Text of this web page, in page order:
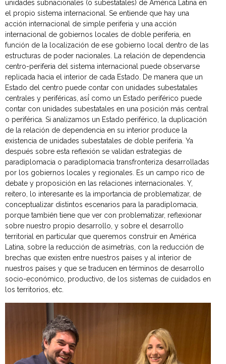
unidades subnacionales (o subestatales) de América Latina en
el propio sistema internacional. Se entiende que hay una
acción internacional de simple periferia y una acción
internacional de gobiernos locales de doble periferia, en
función de la localización de ese gobierno local dentro de las
estructuras de poder nacionales. La relación de dependencia
centro-periferia del sistema internacional puede observarse
replicada hacia el interior de cada Estado. De manera que un
Estado del centro puede contar con unidades subestatales
centrales y periféricas, así́ como un Estado periférico puede
contar con unidades subestatales en una posición más central
o periférica. Si analizamos un Estado periférico, la duplicación
de la relación de dependencia en su interior produce la
existencia de unidades subestatales de doble periferia. Ya
después sobre esta reflexión se validan estrategias de
paradiplomacia o paradiplomacia transfronteriza desarrolladas
por los gobiernos locales y regionales. Es un campo rico de
debate y proposición en las relaciones internacionales. Y,
reitero, lo interesante es la importancia de problematizar, de
conceptualizar distintos escenarios para la paradiplomacia,
porque también tiene que ver con problematizar, reflexionar
sobre nuestro propio desarrollo, y sobre el desarrollo
territorial en particular que queremos construir en América
Latina, sobre la reducción de asimetrías, con la reducción de
brechas que existen entre nuestros países y al interior de
nuestros países y que se traducen en términos de desarrollo
socio-económico, productivo, de los sistemas de cuidados en
los territorios, etc.